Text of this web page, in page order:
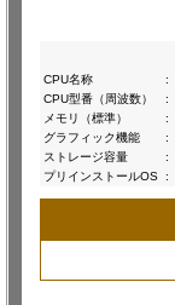
CPU名称
:
CPU型番（周波数）
:
メモリ（標準）
:
グラフィック機能
:
ストレージ容量
:
プリインストールOS :